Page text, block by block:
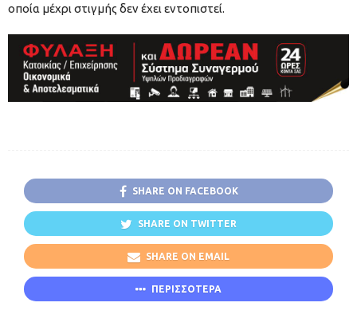
οποία μέχρι στιγμής δεν έχει εντοπιστεί.
SHARE ON FACEBOOK
SHARE ON TWITTER
SHARE ON EMAIL
ΠΕΡΙΣΣΟΤΕΡΑ